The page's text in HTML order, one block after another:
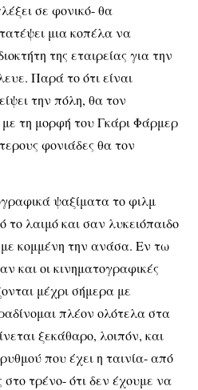
σε φονικό- θα
μια κοπέλα να
της εταιρείας για την
Παρά το ότι είναι
την πόλη, θα τον
με τη μορφή του Γκάρι Φάρμερ
φονιάδες θα τον
ψαξίματα το φιλμ
το λαιμό και σαν λυκειόπαιδο
κομμένη την ανάσα. Εν τω
και οι κινηματογραφικές
μέχρι σήμερα με
πλέον ολότελα στα
ξεκάθαρο, λοιπόν, και
που έχει η ταινία- από
τρένο- ότι δεν έχουμε να